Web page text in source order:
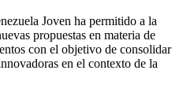
Joven ha permitido a la
propuestas en materia de
con el objetivo de consolidar
en el contexto de la